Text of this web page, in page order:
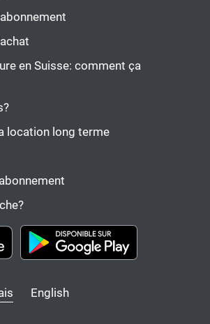
en Suisse: comment ça
location long terme
English